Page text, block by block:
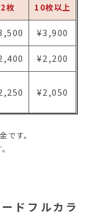
2枚 10枚以上
¥3,900
¥2,200
¥2,050
です。
ドフルカラ